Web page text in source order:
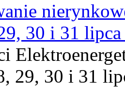
30 i 31
29, 30 i 31